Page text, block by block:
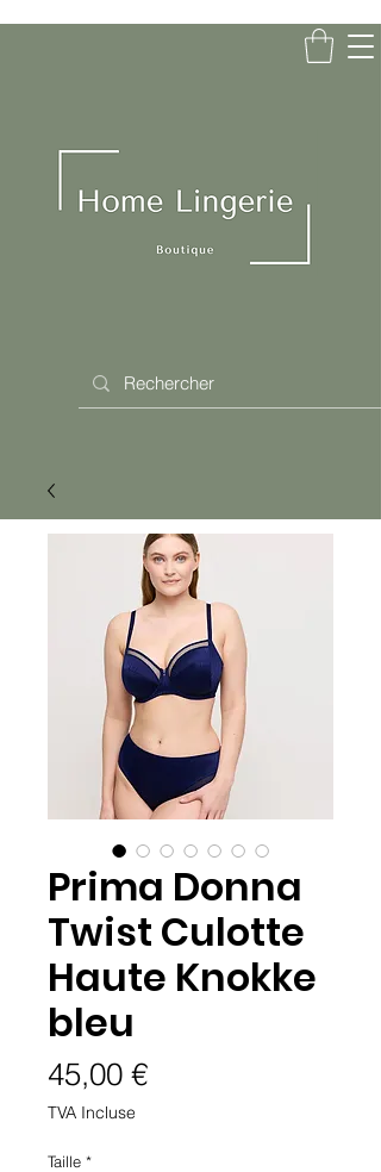
Prima Donna
Twist Culotte
Haute Knokke
bleu
45,00 €Prix
TVA Incluse
Taille *